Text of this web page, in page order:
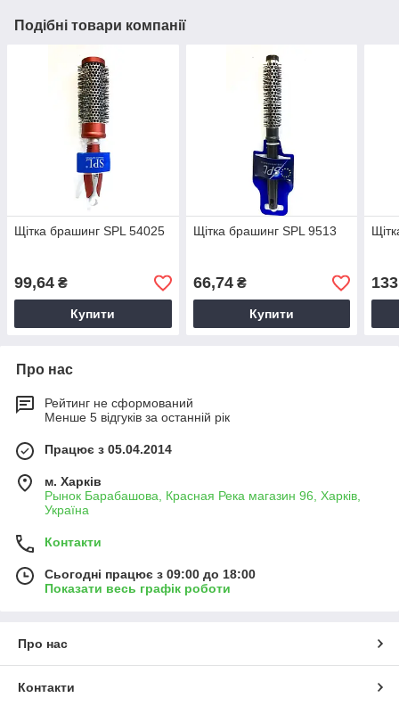
Подібні товари компанії
Щітка брашинг SPL 54025
99,64 ₴
Купити
Щітка брашинг SPL 9513
66,74₴
Купити
Про нас
Рейтинг не сформований
Менше 5 відгуків за останній рік
Працює з 05.04.2014
м. Харків
Рынок Барабашова, Красная Река магазин 96, Харків,
Україна
Контакти
Сьогодні працює з 09:00 до 18:00
Показати весь графік роботи
Про нас
Контакти